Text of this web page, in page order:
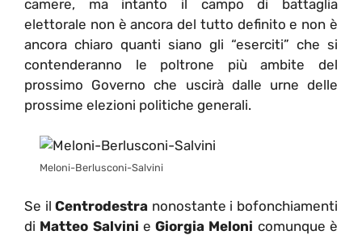
camere, ma intanto il campo di battaglia
elettorale non è ancora del tutto definito e non è
ancora chiaro quanti siano gli “eserciti” che si
contenderanno le poltrone più ambite del
prossimo Governo che uscirà dalle urne delle
prossime elezioni politiche generali.
Meloni-Berlusconi-Salvini
Se ilCentrodestra nonostante i bofonchiamenti
di Matteo Salvini eGiorgia Meloni comunque è